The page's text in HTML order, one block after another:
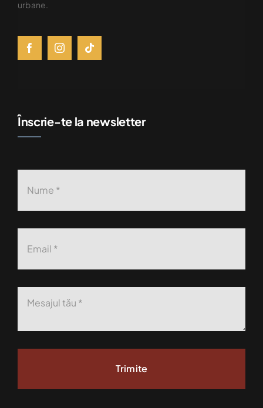
urbane.
Înscrie-te la newsletter
Trimite